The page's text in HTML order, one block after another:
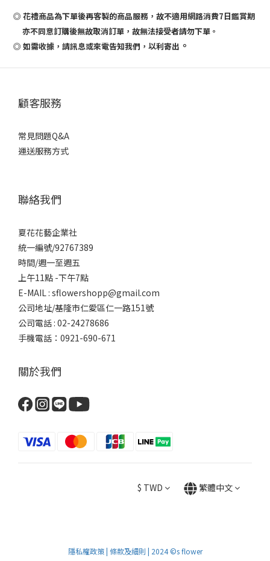
◎ 花禮商品為下單後再客製的商品服務，故不適用網路消費7日鑑賞期
亦不同意訂購後無故取消訂單，故無法接受者請勿下單。
◎ 如需收據，請訊息或來電告知我們，以利寄出 。
顧客服務
常見問題Q&A
運送服務方式
聯絡我們
夏花花藝企業社
統一編號/92767389
時間/週一至週五
上午11點 -下午7點
E-MAIL : sflowershopp@gmail.com
公司地址/基隆市仁愛區仁一路151號
公司電話 : 02-24278686
手機電話：0921-690-671
關於我們
$ TWD 繁體中文
隱私權政策 | 條款及細則 | 2024 ©s flower